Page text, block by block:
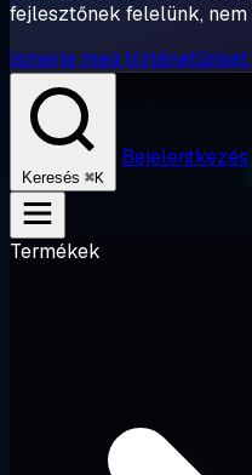
fejlesztőnek felelünk,
Ismerje meg
Keresés ⌘K
Bejelentkezés
Termékek